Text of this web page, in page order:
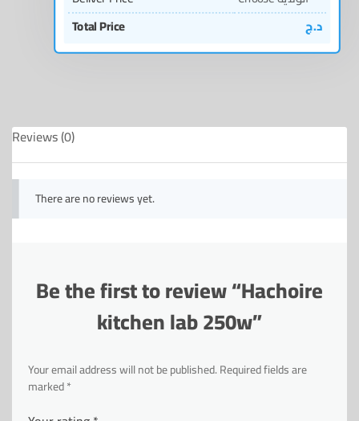
Total Price
د.ج
Reviews (0)
There are no reviews yet.
Be the first to review “Hachoire
kitchen lab 250w”
Your email address will not be published.Required fields are
marked*